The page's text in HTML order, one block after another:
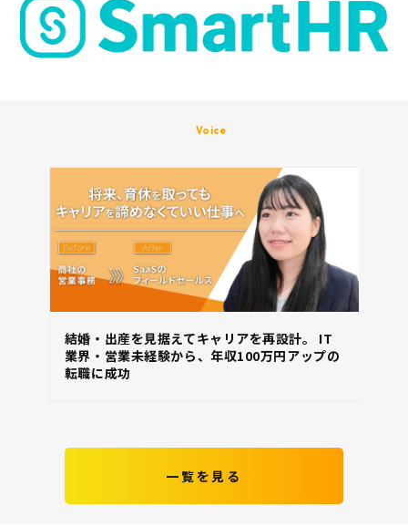
Voice
結婚・出産を見据えてキャリアを再設計。 IT
業界・営業未経験から、年収100万円アップの
転職に成功
一覧を見る